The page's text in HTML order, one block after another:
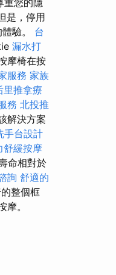
是，停用
驗。 台
漏水打
摩椅在按
服務 家族
里推拿療
務 北投推
解決方案
手台設計
舒緩按摩
命相對於
詢 舒適的
整個框
。